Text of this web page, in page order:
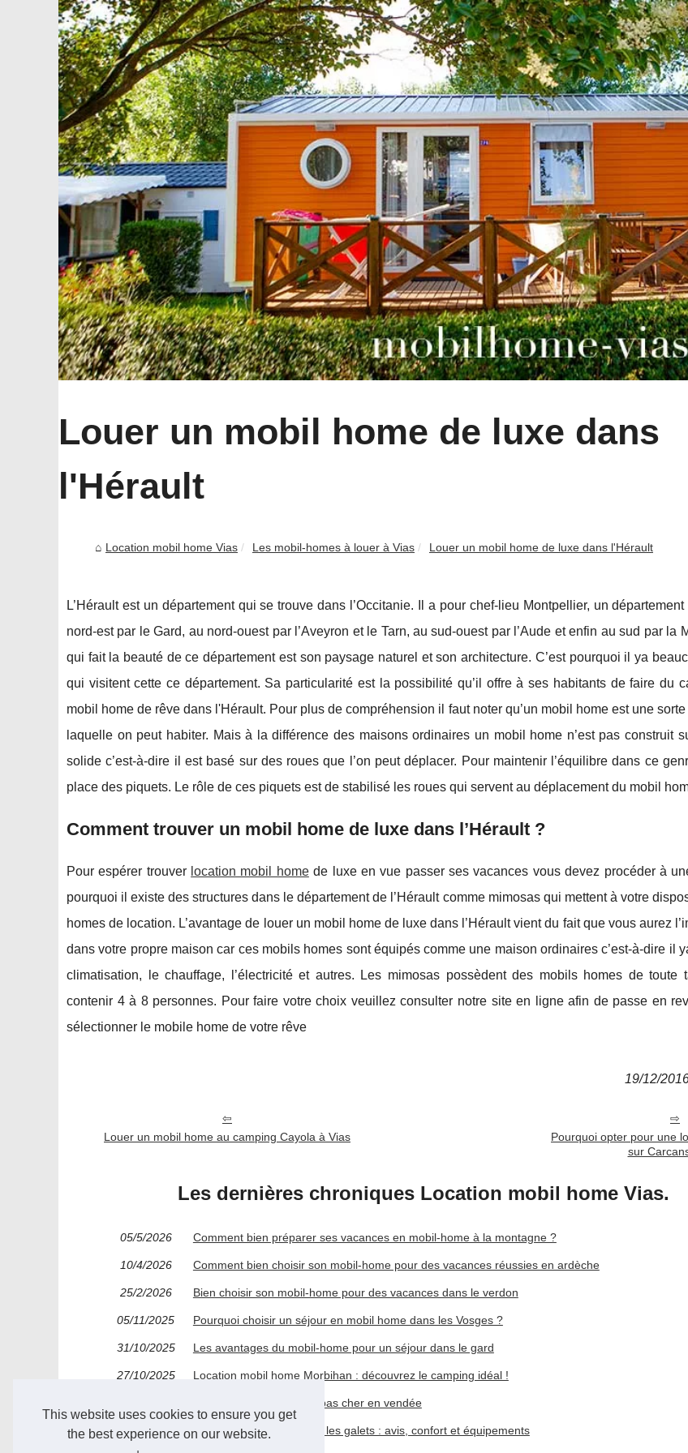
This website uses cookies to ensure you get
the best experience on our website.
Louer un mobil home de luxe dans
l'Hérault
Location mobil home Vias Les mobil-homes à louer à Vias Louer un mobil home de luxe dans l'Hérault
L’Hérault est un département qui se trouve dans l’Occitanie. Il a pour chef-lieu Montpellier, un
nord-est par le Gard, au nord-ouest par l’Aveyron et le Tarn, au sud-ouest par l’Aude et enfin au sud par la
qui fait la beauté de ce département est son paysage naturel et son architecture. C’est pourquoi il ya
qui visitent cette ce département. Sa particularité est la possibilité qu’il offre à ses habitants de faire du
mobil home de rêve dans l'Hérault. Pour plus de compréhension il faut noter qu’un mobil home est une
laquelle on peut habiter. Mais à la différence des maisons ordinaires un mobil home n’est pas construit
solide c’est-à-dire il est basé sur des roues que l’on peut déplacer. Pour maintenir l’équilibre dans ce
place des piquets. Le rôle de ces piquets est de stabilisé les roues qui servent au déplacement du mobil
Comment trouver un mobil home de luxe dans l’Hérault ?
Pour espérer trouver location mobil homede luxe en vue passer ses vacances vous devez procéder à
pourquoi il existe des structures dans le département de l’Hérault comme mimosas qui mettent à votre
homes de location. L’avantage de louer un mobil home de luxe dans l’Hérault vient du fait que vous aurez
dans votre propre maison car ces mobils homes sont équipés comme une maison ordinaires c’est-à-dire il
climatisation, le chauffage, l’électricité et autres. Les mimosas possèdent des mobils homes de toute
contenir 4 à 8 personnes. Pour faire votre choix veuillez consulter notre site en ligne afin de passe en
sélectionner le mobile home de votre rêve
19/12/
Louer un mobil home au camping Cayola à Vias
Pourquoi opter pour une
sur
Les dernières chroniques Location mobil home Vias.
05/5/2026 Comment bien préparer ses vacances en mobil-home à la montagne ?
10/4/2026 Comment bien choisir son mobil-home pour des vacances réussies en ardèche
25/2/2026 Bien choisir son mobil-home pour des vacances dans le verdon
05/11/2025 Pourquoi choisir un séjour en mobil home dans les Vosges ?
31/10/2025 Les avantages du mobil-home pour un séjour dans le gard
27/10/2025 Location mobil home Morbihan : découvrez le camping idéal !
Location de mobil home pas cher en vendée
21/10/2025 Mobil-homes au camping les galets : avis, confort et équipements